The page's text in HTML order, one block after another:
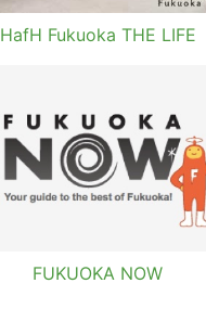
HafH Fukuoka THE LIFE
FUKUOKA NOW